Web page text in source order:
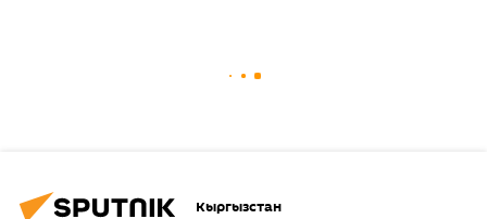
Кыргызстан